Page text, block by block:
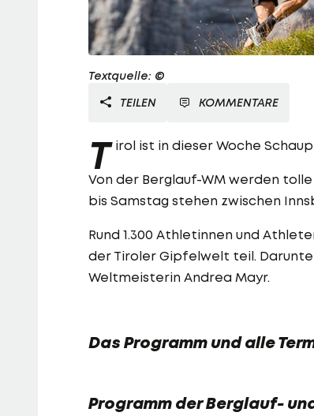
Textquelle: ©
TEILEN
KOMMENTARE
T irol ist in dieser Woche
Von der Berglauf-WM werden
bis Samstag stehen zwischen
Rund 1.300 Athletinnen und
der Tiroler Gipfelwelt teil.
Weltmeisterin Andrea Mayr.
Das Programm und alle
Programm der Berglauf-